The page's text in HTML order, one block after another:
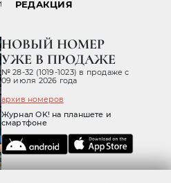
РЕДАКЦИЯ
НОВЫЙ НОМЕР
УЖЕ В ПРОДАЖЕ
№ 28-32 (1019-1023) в продаже с
09 июля 2026 года
архив номеров
Журнал OK! на планшете и
смартфоне